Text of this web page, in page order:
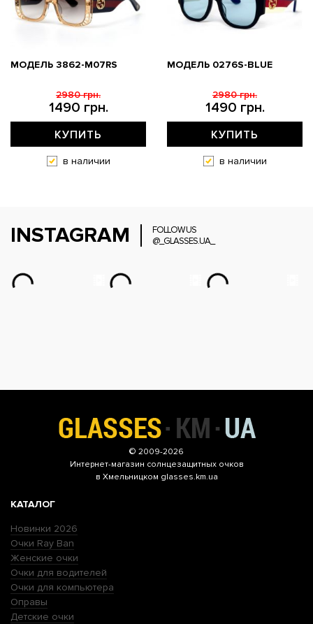
МОДЕЛЬ 3862-M07RS
1490 грн.
2980 грн.
КУПИТЬ
в наличии
МОДЕЛЬ 0276S-BLUE
1490 грн.
2980 грн.
КУПИТЬ
в наличии
INSTAGRAM
FOLLOW US
@_GLASSES.UA_
© 2009-2026
Интернет-магазин солнцезащитных очков
в Хмельницком glasses.km.ua
КАТАЛОГ
Новинки 2026
Очки Ray Ban
Женские очки
Очки для водителей
Очки для компьютера
Оправы
Детские очки